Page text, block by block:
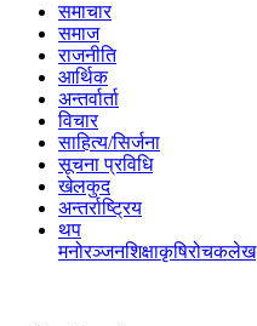
समाचार
समाज
राजनीति
आर्थिक
अन्तर्वार्ता
विचार
साहित्य/सिर्जना
सूचना प्रविधि
खेलकुद
अन्तर्राष्ट्रिय
थप
मनोरञ्‍जनशिक्षाकृषिरोचकलेख